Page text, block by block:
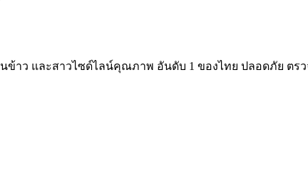
ข้าว และสาวไซด์ไลน์คุณภาพ อันดับ 1 ของไทย ปลอดภัย ตร